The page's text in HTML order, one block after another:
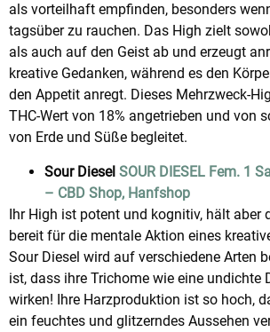
als vorteilhaft empfinden, besonders
tagsüber zu rauchen. Das High zielt
als auch auf den Geist ab und erzeugt
kreative Gedanken, während es den
den Appetit anregt. Dieses Mehrzweck-
THC-Wert von 18% angetrieben und von
von Erde und Süße begleitet.
Sour Diesel SOUR DIESEL Fem. 1
– CBD Shop, Hanfshop
Ihr High ist potent und kognitiv, hält aber
bereit für die mentale Aktion eines
Sour Diesel wird auf verschiedene Arten
ist, dass ihre Trichome wie eine undichte
wirken! Ihre Harzproduktion ist so hoch,
ein feuchtes und glitzerndes Aussehen